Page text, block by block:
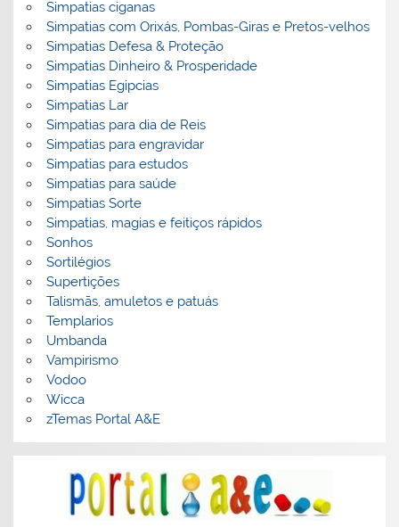
Simpatias ciganas
Simpatias com Orixás, Pombas-Giras e Pretos-velhos
Simpatias Defesa & Proteção
Simpatias Dinheiro & Prosperidade
Simpatias Egipcias
Simpatias Lar
Simpatias para dia de Reis
Simpatias para engravidar
Simpatias para estudos
Simpatias para saúde
Simpatias Sorte
Simpatias, magias e feitiços rápidos
Sonhos
Sortilégios
Supertições
Talismãs, amuletos e patuás
Templarios
Umbanda
Vampirismo
Vodoo
Wicca
zTemas Portal A&E